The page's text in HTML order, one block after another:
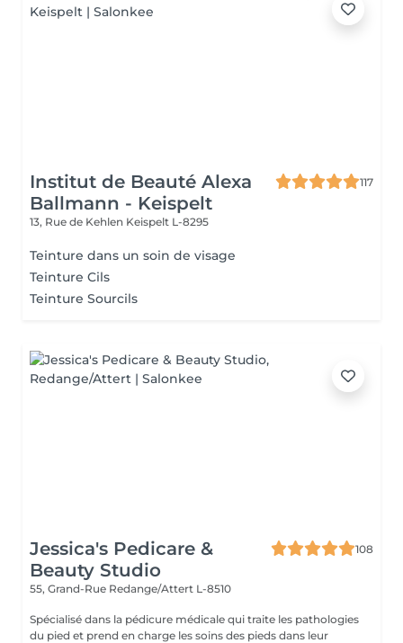
Institut de Beauté Alexa
Ballmann - Keispelt
117
13, Rue de Kehlen Keispelt L-8295
Teinture dans un soin de visage
Teinture Cils
Teinture Sourcils
Jessica's Pedicare &
Beauty Studio
108
55, Grand-Rue Redange/Attert L-8510
Spécialisé dans la pédicure médicale qui traite les pathologies
du pied et prend en charge les soins des pieds dans leur